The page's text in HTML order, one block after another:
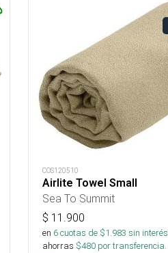
COS120510
Airlite Towel Small
Sea To Summit
$ 11.900
en 6cuotas de $1.983 sin interés
ahorras $480por transferencia.